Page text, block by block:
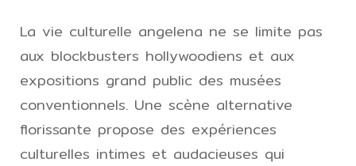
La vie culturelle angelena ne se limite pas
aux blockbusters hollywoodiens et aux
expositions grand public des musées
conventionnels. Une scène alternative
florissante propose des expériences
culturelles intimes et audacieuses qui